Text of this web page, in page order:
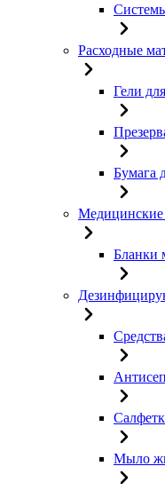
Расходные
Гели
Бумага
Бланки
Мыло